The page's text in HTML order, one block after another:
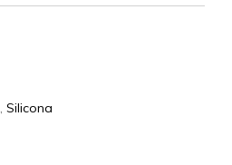
,Silicona